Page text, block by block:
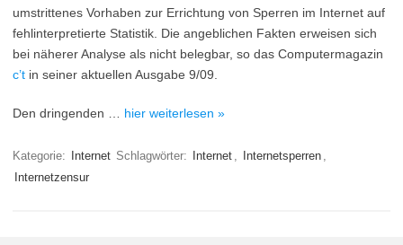
umstrittenes Vorhaben zur Errichtung von Sperren im Internet auf
fehlinterpretierte Statistik. Die angeblichen Fakten erweisen sich
bei näherer Analyse als nicht belegbar, so das Computermagazin
c’t in seiner aktuellen Ausgabe 9/09.
Den dringenden … hier weiterlesen »
Kategorie: Internet Schlagwörter: Internet , Internetsperren ,
Internetzensur